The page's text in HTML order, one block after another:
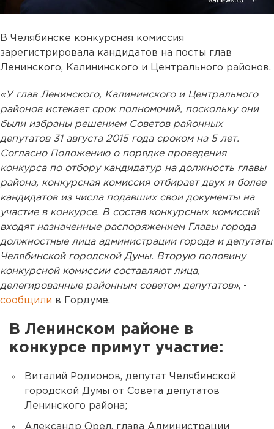
В Челябинске конкурсная комиссия
зарегистрировала кандидатов на посты глав
Ленинского, Калининского и Центрального районов.
«У глав Ленинского, Калининского и Центрального
районов истекает срок полномочий, поскольку они
были избраны решением Советов районных
депутатов 31 августа 2015 года сроком на 5 лет.
Согласно Положению о порядке проведения
конкурса по отбору кандидатур на должность главы
района, конкурсная комиссия отбирает двух и более
кандидатов из числа подавших свои документы на
участие в конкурсе. В состав конкурсных комиссий
входят назначенные распоряжением Главы города
должностные лица администрации города и депутаты
Челябинской городской Думы. Вторую половину
конкурсной комиссии составляют лица,
делегированные районным советом депутатов», -
сообщили в Гордуме.
В Ленинском районе в
конкурсе примут участие:
Виталий Родионов, депутат Челябинской
городской Думы от Совета депутатов
Ленинского района;
Александр Орел, глава Администрации